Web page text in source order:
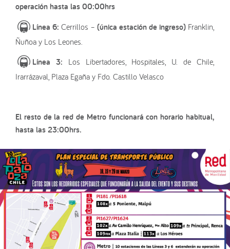
operación hasta las 00:00hrs
Línea 6: Cerrillos – (única estación de ingreso) Franklin,
Ñuñoa y Los Leones.
Línea 3: Los Libertadores, Hospitales, U. de Chile,
Irarrázaval, Plaza Egaña y Fdo. Castillo Velasco
El resto de la red de Metro funcionará con horario habitual,
hasta las 23:00hrs.